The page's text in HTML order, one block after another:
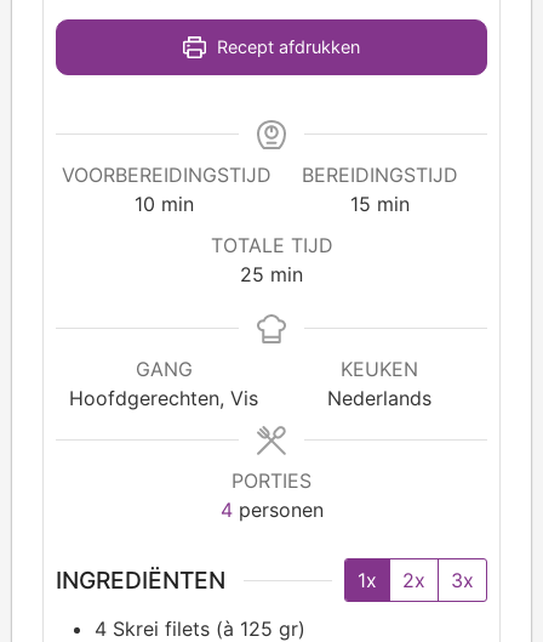
Recept afdrukken
VOORBEREIDINGSTIJD
10 min
BEREIDINGSTIJD
15 min
TOTALE TIJD
25 min
GANG
Hoofdgerechten, Vis
KEUKEN
Nederlands
PORTIES
4 personen
INGREDIËNTEN 1x 2x
3x
4 Skrei filets (à 125 gr)